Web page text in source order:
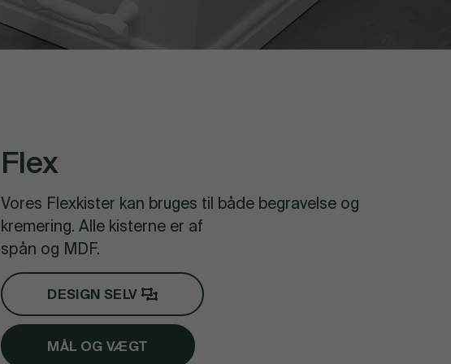
Flex
Vores Flexkister kan bruges til både begravelse og
kremering. Alle kisterne er af
spån og MDF.
DESIGN SELV
MÅL OG VÆGT